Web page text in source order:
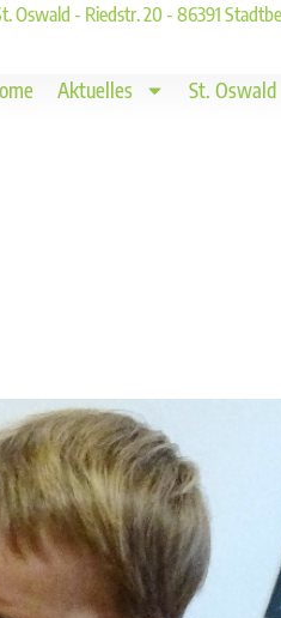
Oswald - Riedstr. 20 - 86391
Aktuelles St. Oswald